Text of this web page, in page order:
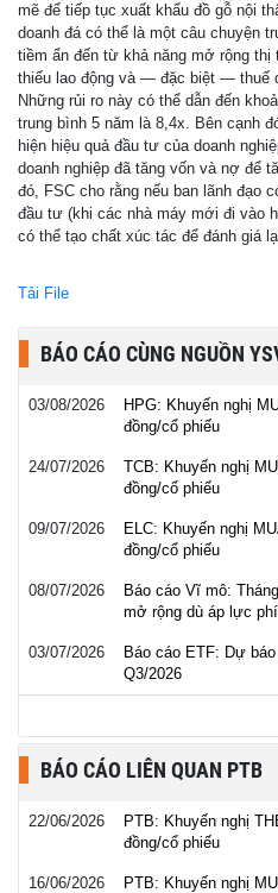
mẽ để tiếp tục xuất khẩu đồ gỗ nội
doanh đá có thể là một câu chuyện
tiềm ẩn đến từ khả năng mở rộng thị
thiếu lao động và — đặc biệt — thuế
Những rủi ro này có thể dẫn đến
trung bình 5 năm là 8,4x. Bên cạnh
hiện hiệu quả đầu tư của doanh
doanh nghiệp đã tăng vốn và nợ để
đó, FSC cho rằng nếu ban lãnh đạo
đầu tư (khi các nhà máy mới đi vào
có thể tạo chất xúc tác để đánh giá
Tải File
BÁO CÁO CÙNG NGUỒN
03/08/2026
HPG: Khuyến nghị
đồng/cổ phiếu
24/07/2026
TCB: Khuyến nghị
đồng/cổ phiếu
09/07/2026
ELC: Khuyến nghị
đồng/cổ phiếu
08/07/2026
Báo cáo Vĩ mô:
mở rộng dù áp lực
03/07/2026
Báo cáo ETF: Dự
Q3/2026
BÁO CÁO LIÊN QUAN PTB
22/06/2026
PTB: Khuyến nghị
đồng/cổ phiếu
16/06/2026
PTB: Khuyến nghị